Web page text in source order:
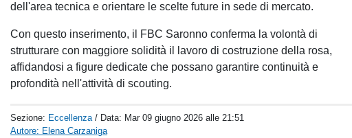
dell'area tecnica e orientare le scelte future in sede di mercato.
Con questo inserimento, il FBC Saronno conferma la volontà di
strutturare con maggiore solidità il lavoro di costruzione della rosa,
affidandosi a figure dedicate che possano garantire continuità e
profondità nell'attività di scouting.
Sezione: Eccellenza / Data: Mar 09 giugno 2026 alle 21:51
Autore: Elena Carzaniga